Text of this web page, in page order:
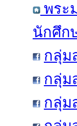
พระ
นักศึก
กลุ่ม
กลุ่ม
กลุ่ม